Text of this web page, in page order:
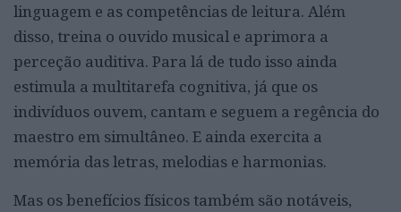
linguagem e as competências de leitura. Além
disso, treina o ouvido musical e aprimora a
perceção auditiva. Para lá de tudo isso ainda
estimula a multitarefa cognitiva, já que os
indivíduos ouvem, cantam e seguem a regência do
maestro em simultâneo. E ainda exercita a
memória das letras, melodias e harmonias.
Mas os benefícios físicos também são notáveis,